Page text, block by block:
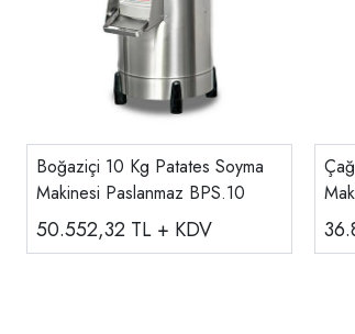
Boğaziçi 10 Kg Patates Soyma
Makinesi Paslanmaz BPS.10
50.552,32 TL + KDV